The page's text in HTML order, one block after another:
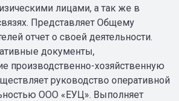
лицами, а так же в
Представляет Общему
отчет о своей деятельности.
документы,
производственно-хозяйственную
руководство оперативной
ООО «ЕУЦ». Выполняет